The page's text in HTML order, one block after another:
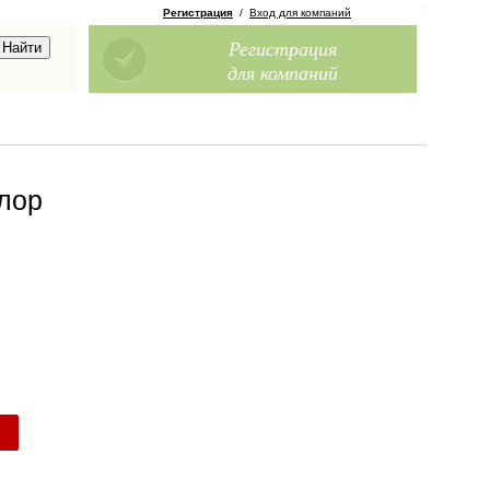
Регистрация / Вход для компаний
Регистрация
для компаний